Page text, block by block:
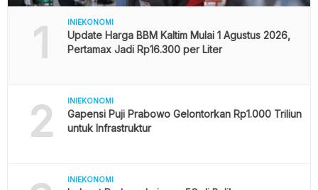
1 INIEKONOMI
Update Harga BBM Kaltim Mulai 1 Agustus 2026,
Pertamax Jadi Rp16.300 per Liter
2 INIEKONOMI
Gapensi Puji Prabowo Gelontorkan Rp1.000 Triliun
untuk Infrastruktur
INIEKONOMI